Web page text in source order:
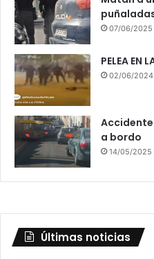
07/06/2025
PELEA EN
02/06/2024
a bordo
14/05/2025
Últimas noticias